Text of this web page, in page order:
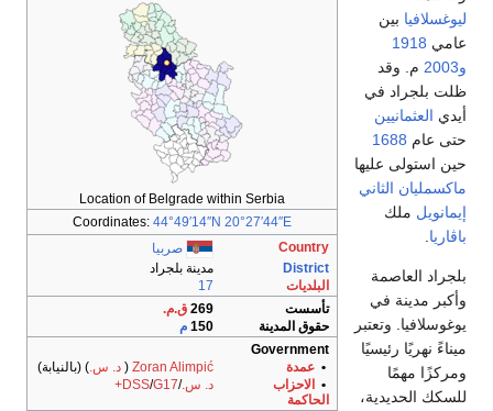
Location of Belgrade within Serbia
Coordinates: 44°49′14″N 20°27′44″E
Country
صربيا
District
مدينة بلجراد
البلديات
17
تأسست
269 ق.م.
حقوق المدينة
150 م
Government
• عمدة Zoran Alimpić
( د. س.) (بالنيابة)
•
الاحزاب
الحاكمة
د. س./
DSS/G17+
ليوغسلافيا بين
عامي 1918
و2003
م. وقد
ظلت بلجراد في
أيدي العثمانيين
حتى عام 1688
حين استولى عليها
ماكسمليان الثاني
إيمانويل ملك
باڤاريا
بلجراد العاصمة
وأكبر مدينة في
يوغوسلافيا. وتعتبر
ميناءً نهريًا رئيسيًا
ومركزًا مهمًا
للسكك الحديدية،